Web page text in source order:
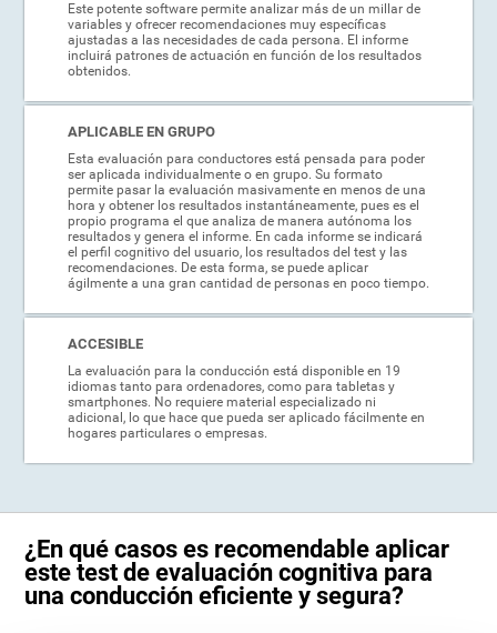
Este potente software permite analizar más de un millar de
variables y ofrecer recomendaciones muy específicas
ajustadas a las necesidades de cada persona. El informe
incluirá patrones de actuación en función de los resultados
obtenidos.
APLICABLE EN GRUPO
Esta evaluación para conductores está pensada para poder
ser aplicada individualmente o en grupo. Su formato
permite pasar la evaluación masivamente en menos de una
hora y obtener los resultados instantáneamente, pues es el
propio programa el que analiza de manera autónoma los
resultados y genera el informe. En cada informe se indicará
el perfil cognitivo del usuario, los resultados del test y las
recomendaciones. De esta forma, se puede aplicar
ágilmente a una gran cantidad de personas en poco tiempo.
ACCESIBLE
La evaluación para la conducción está disponible en 19
idiomas tanto para ordenadores, como para tabletas y
smartphones. No requiere material especializado ni
adicional, lo que hace que pueda ser aplicado fácilmente en
hogares particulares o empresas.
¿En qué casos es recomendable aplicar
este test de evaluación cognitiva para
una conducción eficiente y segura?